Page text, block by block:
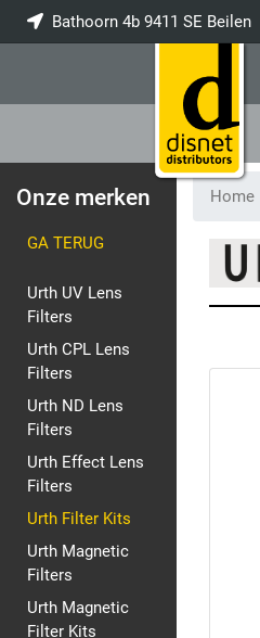
Bathoorn 4b 9411 SE Beilen
Onze merken
GA TERUG
Urth UV Lens
Filters
Urth CPL Lens
Filters
Urth ND Lens
Filters
Urth Effect Lens
Filters
Urth Filter Kits
Urth Magnetic
Filters
Urth Magnetic
Filter Kits
Home